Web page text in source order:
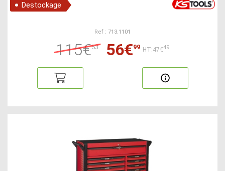
Destockage
Ref : 713.1101
115€53 56€99 HT:47€49